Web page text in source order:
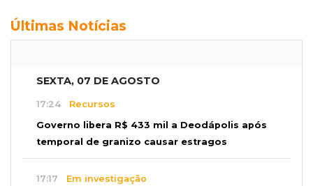
Últimas Notícias
SEXTA, 07 DE AGOSTO
17:24 Recursos
Governo libera R$ 433 mil a Deodápolis após
temporal de granizo causar estragos
17:17 Em investigação